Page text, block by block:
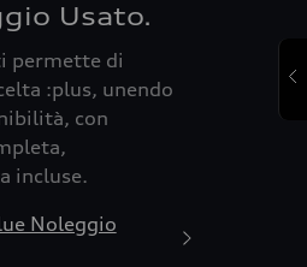
Usato.
permette di
:plus, unendo
con
incluse.
Noleggio